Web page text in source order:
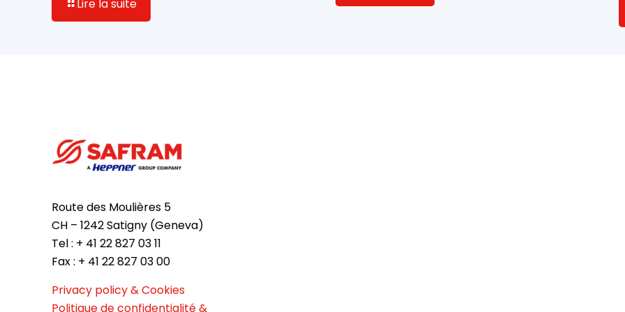
Lire la suite
Route des Moulières 5
CH – 1242 Satigny (Geneva)
Tel : + 41 22 827 03 11
Fax : + 41 22 827 03 00
Privacy policy & Cookies
Politique de confidentialité &